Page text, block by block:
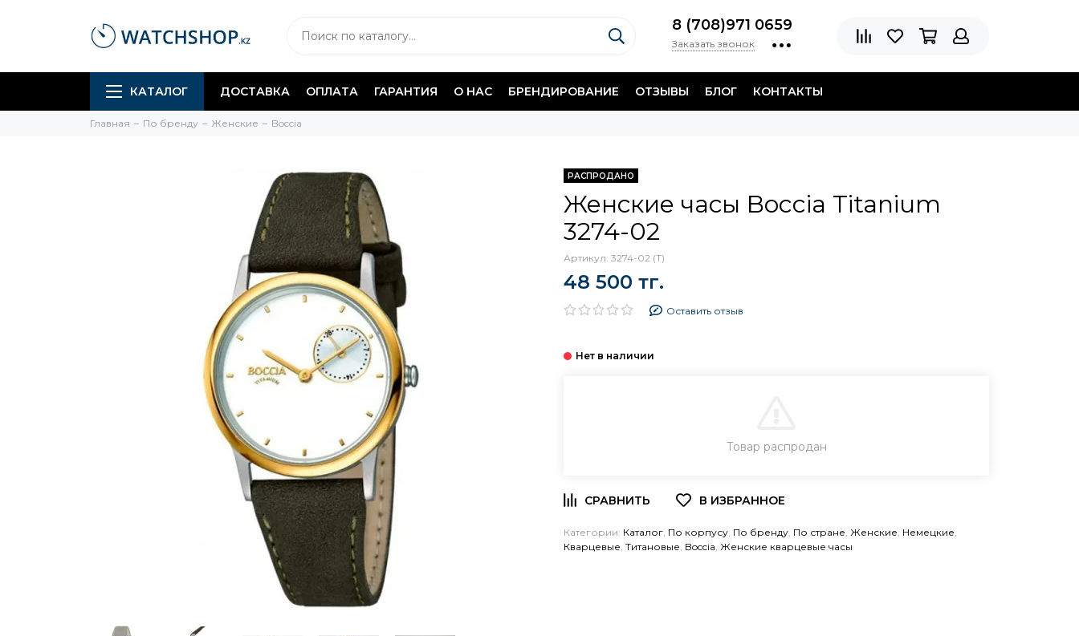
8 (708)971 0659
Заказать звонок
КАТАЛОГ ДОСТАВКА ОПЛАТА ГАРАНТИЯ О НАС БРЕНДИРОВАНИЕ ОТЗЫВЫ БЛОГ КОНТАКТЫ
Главная По бренду Женские Boccia
РАСПРОДАНО
Женские часы Boccia Titanium
3274-02
Артикул: 3274-02 (Т)
48 500 тг.
Оставить отзыв
ЗАКАЗ В ОДИН КЛИК
Товар распродан
Категории: Каталог По корпусу По бренду По стране Женские Немецкие
Кварцевые Титановые Boccia Женские кварцевые часы